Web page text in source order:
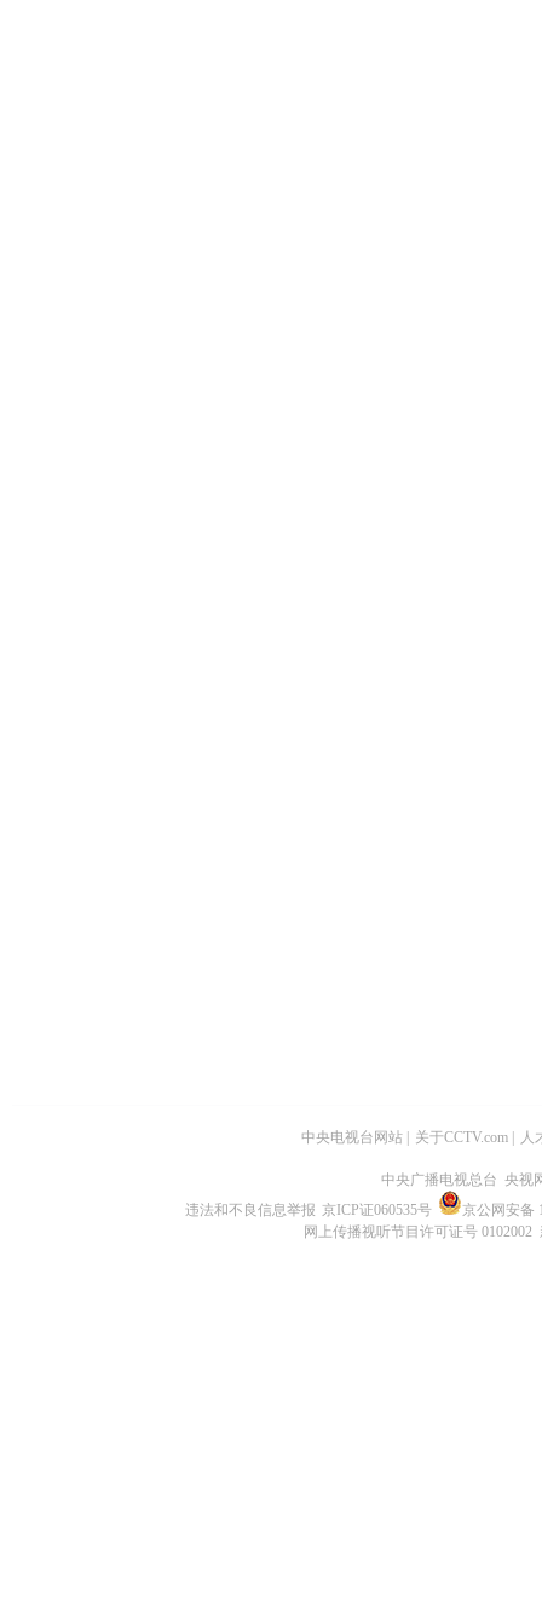
中央电视台网站 关于CCTV.com 人
中央广播电视总台 央视
违法和不良信息举报 京ICP证060535号
京公网安备
网上传播视听节目许可证号 0102002